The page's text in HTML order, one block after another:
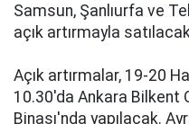
Samsun, Şanlıurfa ve
açık artırmayla
Açık artırmalar, 19-20
10.30'da Ankara Bilkent
Binası'nda yapılacak.